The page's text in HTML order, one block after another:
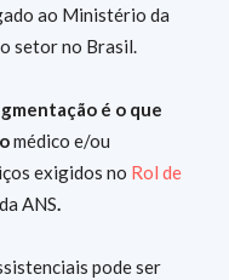
ao Ministério da
setor no Brasil.
é o que
médico e/ou
exigidos no Rol de
da ANS
pode ser